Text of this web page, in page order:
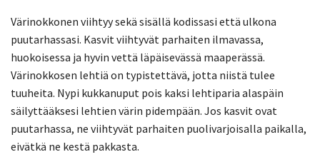
Värinokkonen viihtyy sekä sisällä kodissasi että ulkona
puutarhassasi. Kasvit viihtyvät parhaiten ilmavassa,
huokoisessa ja hyvin vettä läpäisevässä maaperässä.
Värinokkosen lehtiä on typistettävä, jotta niistä tulee
tuuheita. Nypi kukkanuput pois kaksi lehtiparia alaspäin
säilyttääksesi lehtien värin pidempään. Jos kasvit ovat
puutarhassa, ne viihtyvät parhaiten puolivarjoisalla paikalla,
eivätkä ne kestä pakkasta.